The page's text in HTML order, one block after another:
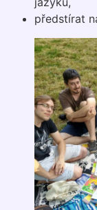
předstírat